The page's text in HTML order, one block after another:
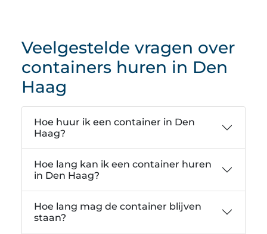
Veelgestelde vragen over
containers huren in Den
Haag
Hoe huur ik een container in Den
Haag?
Hoe lang kan ik een container huren
in Den Haag?
Hoe lang mag de container blijven
staan?